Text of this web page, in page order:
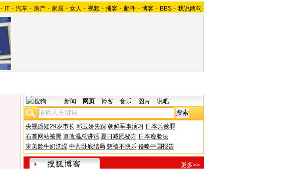
- IT - 汽车 - 房产 - 家居 - 女人 - 视频 - 播客 - 邮件 - 博客 - BBS - 我说两句
新闻 网页 博客 音乐 图片 说吧
央视质疑29岁市长 邓玉娇失踪 朝鲜军事演习 日本兵赎罪
石首网站被黑 篡改温总讲话 夏日减肥秘方 日本瘦脸法
宋美龄牛奶洗澡 中共卧底结局 慈禧不快乐 侵略中国报告
更多>>